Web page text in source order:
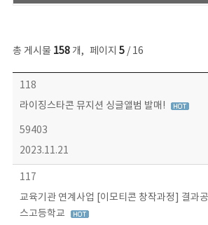
총 게시물 158개, 페이지 5/ 16
콘텐츠이슈 목록 - 번호, 제목, 작성자, 파일, 조회수, 작성일 정보 제공
118
라이징스타콘 뮤지션 싱글앨범 발매!
59403
2023.11.21
117
교육기관 연계사업 [이모티콘 창작과정] 결과
스고등학교